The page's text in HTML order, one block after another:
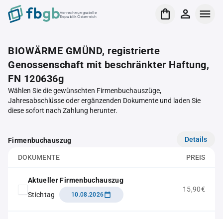
Verrechnungsstelle
Republik Österreich
BIOWÄRME GMÜND, registrierte
Genossenschaft mit beschränkter Haftung,
FN 120636g
Wählen Sie die gewünschten Firmenbuchauszüge,
Jahresabschlüsse oder ergänzenden Dokumente und laden Sie
diese sofort nach Zahlung herunter.
Firmenbuchauszug Details
DOKUMENTE PREIS
Aktueller Firmenbuchauszug
Stichtag
10.08.2026
15,90€